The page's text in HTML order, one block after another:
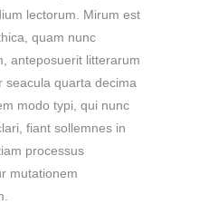
lectorum. Mirum est
quam nunc
anteposuerit litterarum
seacula quarta decima
modo typi, qui nunc
fiant sollemnes in
processus
mutationem